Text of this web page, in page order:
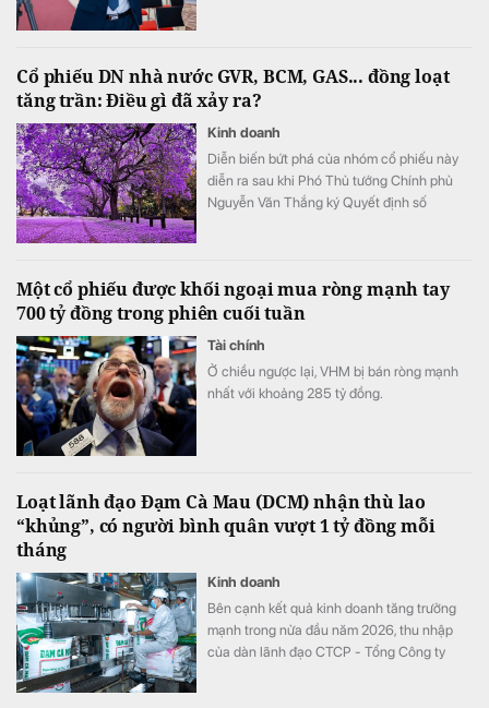
Cổ phiếu DN nhà nước GVR, BCM, GAS... đồng loạt
tăng trần: Điều gì đã xảy ra?
Kinh doanh
Diễn biến bứt phá của nhóm cổ phiếu này
diễn ra sau khi Phó Thủ tướng Chính phủ
Nguyễn Văn Thắng ký Quyết định số
nhà nước tại doanh nghiệp nhà nước, doanh
nghiệp có vốn nhà nước.
Một cổ phiếu được khối ngoại mua ròng mạnh tay
700 tỷ đồng trong phiên cuối tuần
Tài chính
Ở chiều ngược lại, VHM bị bán ròng mạnh
nhất với khoảng 285 tỷ đồng.
Loạt lãnh đạo Đạm Cà Mau (DCM) nhận thù lao
“khủng”, có người bình quân vượt 1 tỷ đồng mỗi
tháng
Kinh doanh
Bên cạnh kết quả kinh doanh tăng trưởng
mạnh trong nửa đầu năm 2026, thu nhập
của dàn lãnh đạo CTCP - Tổng Công ty